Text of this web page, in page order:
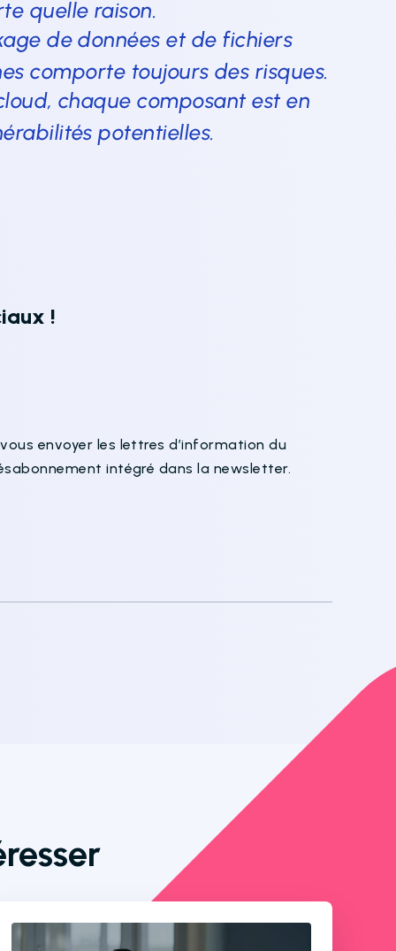
quelle raison.
de données et de fichiers
comporte toujours des risques.
chaque composant est en
potentielles.
!
envoyer les lettres d’information du
intégré dans la newsletter.